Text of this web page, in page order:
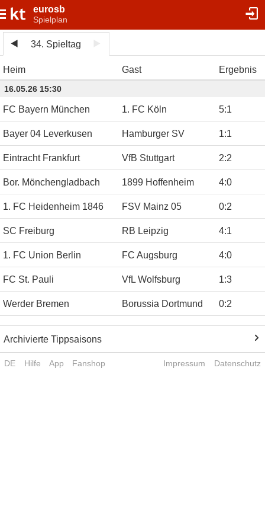
eurosb
Spielplan
34. Spieltag
Heim Gast Ergebnis
16.05.26 15:30
FC Bayern München 1. FC Köln 5:1
Bayer 04 Leverkusen Hamburger SV 1:1
Eintracht Frankfurt VfB Stuttgart 2:2
Bor. Mönchengladbach 1899 Hoffenheim 4:0
1. FC Heidenheim 1846 FSV Mainz 05 0:2
SC Freiburg RB Leipzig 4:1
1. FC Union Berlin FC Augsburg 4:0
FC St. Pauli VfL Wolfsburg 1:3
Werder Bremen Borussia Dortmund 0:2
Archivierte Tippsaisons
DE Hilfe App Fanshop Impressum Datenschutz